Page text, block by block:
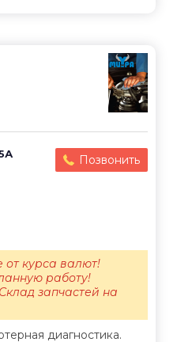
Позвонить
диагностика.
курса валют!
работу!
запчастей на